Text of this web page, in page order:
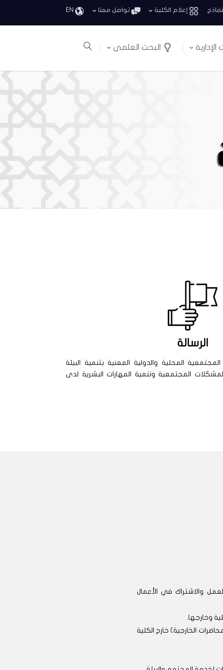
إعلام الكلية تواصل معنا EN
الإدارية البحث العلمي
الرسالة
المحلية والدولية المعنية بتنمية البيئة
المجتمعية وتنمية المهارات البشرية لدى
والاشتراك في الأعمال
وخارجها.
الخارجية) خارج الكلية